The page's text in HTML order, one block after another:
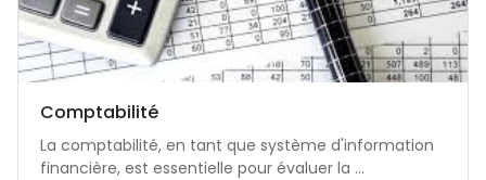
Catégorie de cours
Nom du cours
Comptabilité
Résumé du cours :
La comptabilité, en tant que système d'information
financière, est essentielle pour évaluer la ...